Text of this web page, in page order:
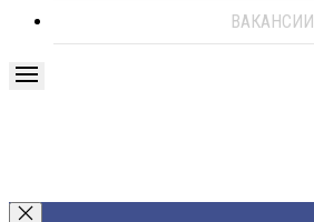
ВАКАНСИИ